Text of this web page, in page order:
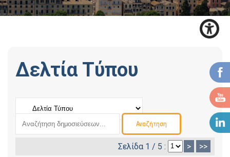
Δελτία Τύπου
Σελίδα 1 / 5 : >
>>